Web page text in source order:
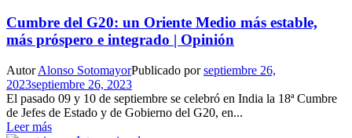
Cumbre del G20: un Oriente Medio más estable,
más próspero e integrado | Opinión
AutorAlonso SotomayorPublicado porseptiembre 26,
2023septiembre 26, 2023
El pasado 09 y 10 de septiembre se celebró en India la 18ª Cumbre
de Jefes de Estado y de Gobierno del G20, en...
Leer más